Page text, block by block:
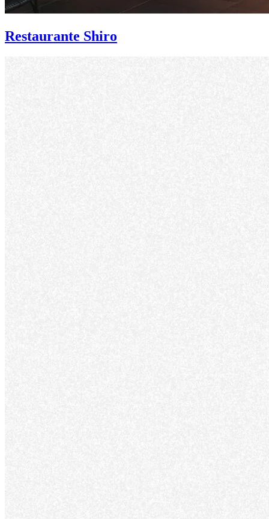
Restaurante Shiro